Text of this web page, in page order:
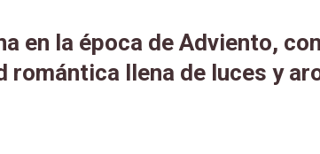
en la época de Adviento,
romántica llena de luces y